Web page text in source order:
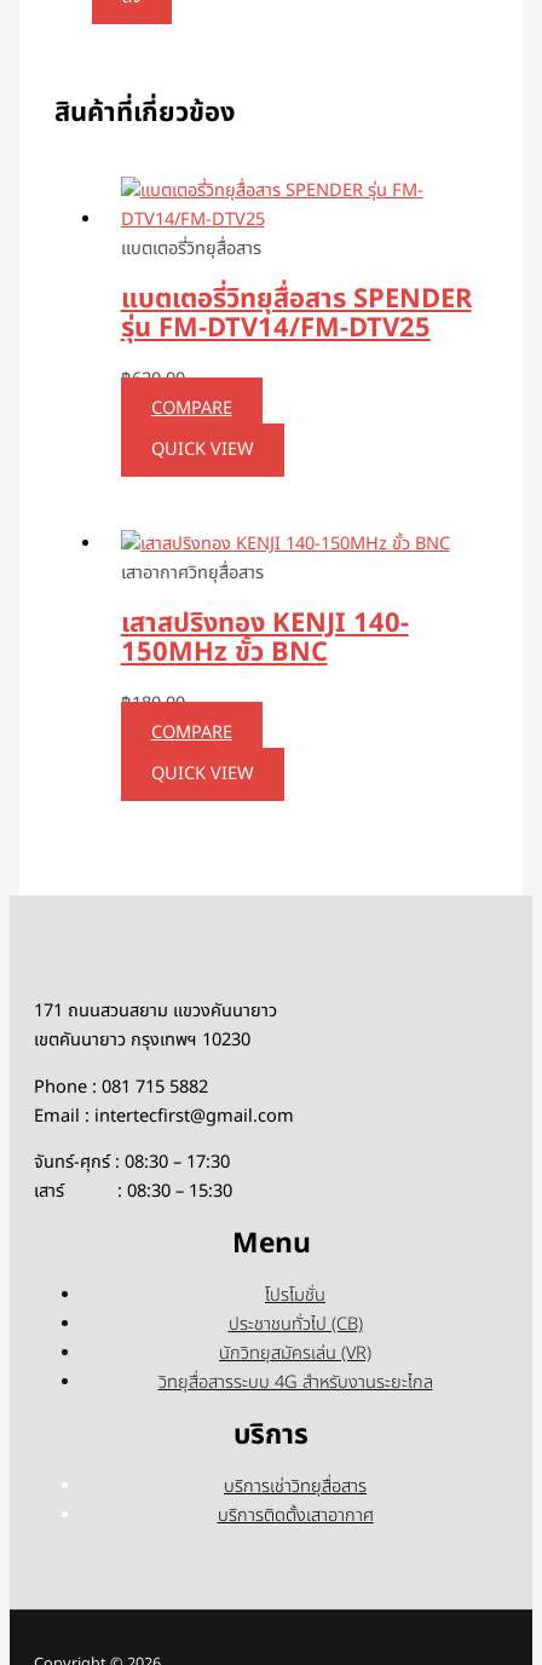
สินค้าที่เกี่ยวข้อง
แบตเตอรี่วิทยุสื่อสาร
แบตเตอรี่วิทยุสื่อสาร SPENDER
รุ่น FM-DTV14/FM-DTV25
฿620.00
COMPARE
QUICK VIEW
เสาอากาศวิทยุสื่อสาร
เสาสปริงทอง KENJI 140-
150MHz ขั้ว BNC
฿180.00
COMPARE
QUICK VIEW
171 ถนนสวนสยาม แขวงคันนายาว
เขตคันนายาว กรุงเทพฯ 10230
Phone : 081 715 5882
Email : intertecfirst@gmail.com
จันทร์-ศุกร์ : 08:30 – 17:30
เสาร์ : 08:30 – 15:30
Menu
โปรโมชั่น
ประชาชนทั่วไป (CB)
นักวิทยุสมัครเล่น (VR)
วิทยุสื่อสารระบบ 4G สำหรับงานระยะไกล
บริการ
บริการเช่าวิทยุสื่อสาร
บริการติดตั้งเสาอากาศ